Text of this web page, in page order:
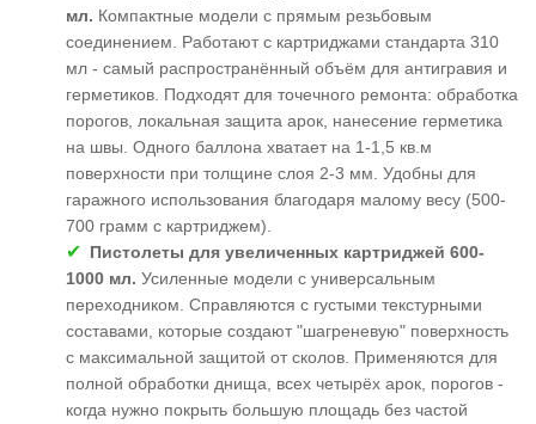
мл. Компактные модели с прямым резьбовым
соединением. Работают с картриджами стандарта 310
мл - самый распространённый объём для антигравия и
герметиков. Подходят для точечного ремонта: обработка
порогов, локальная защита арок, нанесение герметика
на швы. Одного баллона хватает на 1-1,5 кв.м
поверхности при толщине слоя 2-3 мм. Удобны для
гаражного использования благодаря малому весу (500-
700 грамм с картриджем).
Пистолеты для увеличенных картриджей 600-
1000 мл. Усиленные модели с универсальным
переходником. Справляются с густыми текстурными
составами, которые создают "шагреневую" поверхность
с максимальной защитой от сколов. Применяются для
полной обработки днища, всех четырёх арок, порогов -
когда нужно покрыть большую площадь без частой